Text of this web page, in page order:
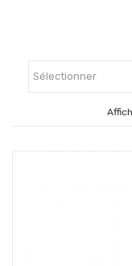
Sélectionner